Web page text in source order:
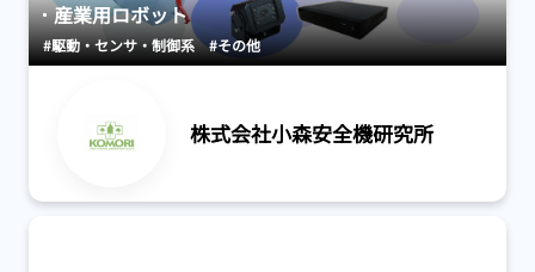
産業用ロボット
#駆動・センサ・制御系 #その他
株式会社小森安全機研究所